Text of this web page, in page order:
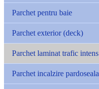
Parchet pentru baie
Parchet exterior (deck)
Parchet laminat trafic intens
Parchet incalzire pardoseala